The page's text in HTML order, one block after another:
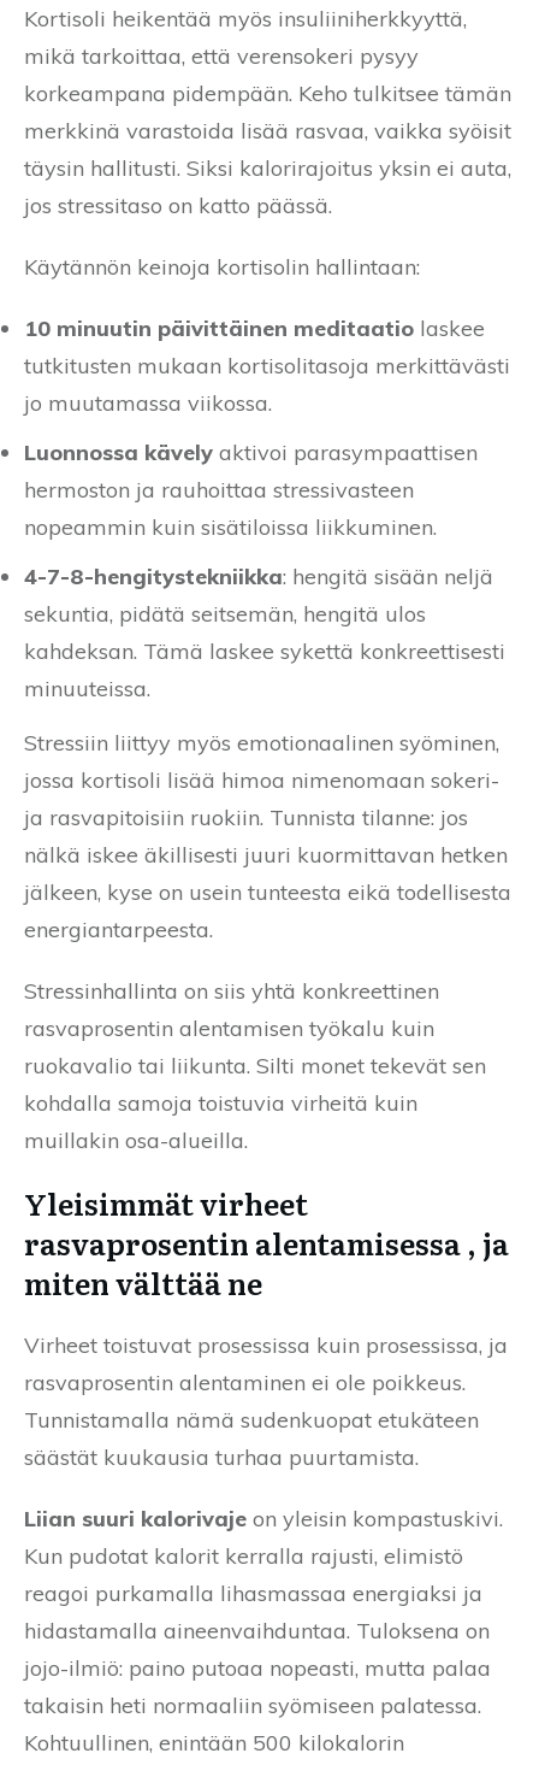
Kortisoli heikentää myös insuliiniherkkyyttä,
mikä tarkoittaa, että verensokeri pysyy
korkeampana pidempään. Keho tulkitsee tämän
merkkinä varastoida lisää rasvaa, vaikka syöisit
täysin hallitusti. Siksi kalorirajoitus yksin ei auta,
jos stressitaso on katto päässä.
Käytännön keinoja kortisolin hallintaan:
10 minuutin päivittäinen meditaatio laskee
tutkitusten mukaan kortisolitasoja merkittävästi
jo muutamassa viikossa.
Luonnossa kävely aktivoi parasympaattisen
hermoston ja rauhoittaa stressivasteen
nopeammin kuin sisätiloissa liikkuminen.
4-7-8-hengitystekniikka: hengitä sisään neljä
sekuntia, pidätä seitsemän, hengitä ulos
kahdeksan. Tämä laskee sykettä konkreettisesti
minuuteissa.
Stressiin liittyy myös emotionaalinen syöminen,
jossa kortisoli lisää himoa nimenomaan sokeri-
ja rasvapitoisiin ruokiin. Tunnista tilanne: jos
nälkä iskee äkillisesti juuri kuormittavan hetken
jälkeen, kyse on usein tunteesta eikä todellisesta
energiantarpeesta.
Stressinhallinta on siis yhtä konkreettinen
rasvaprosentin alentamisen työkalu kuin
ruokavalio tai liikunta. Silti monet tekevät sen
kohdalla samoja toistuvia virheitä kuin
muillakin osa-alueilla.
Yleisimmät virheet
rasvaprosentin alentamisessa , ja
miten välttää ne
Virheet toistuvat prosessissa kuin prosessissa, ja
rasvaprosentin alentaminen ei ole poikkeus.
Tunnistamalla nämä sudenkuopat etukäteen
säästät kuukausia turhaa puurtamista.
Liian suuri kalorivaje on yleisin kompastuskivi.
Kun pudotat kalorit kerralla rajusti, elimistö
reagoi purkamalla lihasmassaa energiaksi ja
hidastamalla aineenvaihduntaa. Tuloksena on
jojo-ilmiö: paino putoaa nopeasti, mutta palaa
takaisin heti normaaliin syömiseen palatessa.
Kohtuullinen, enintään 500 kilokalorin